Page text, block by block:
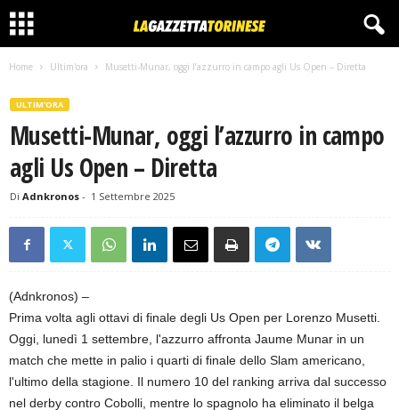
Home Ultim'ora Musetti-Munar, oggi l’azzurro in campo agli Us Open – Diretta
ULTIM'ORA
Musetti-Munar, oggi l’azzurro in campo
agli Us Open – Diretta
Di Adnkronos - 1 Settembre 2025
(Adnkronos) –
Prima volta agli ottavi di finale degli Us Open per Lorenzo Musetti.
Oggi, lunedì 1 settembre, l'azzurro affronta Jaume Munar in un
match che mette in palio i quarti di finale dello Slam americano,
l'ultimo della stagione. Il numero 10 del ranking arriva dal successo
nel derby contro Cobolli, mentre lo spagnolo ha eliminato il belga